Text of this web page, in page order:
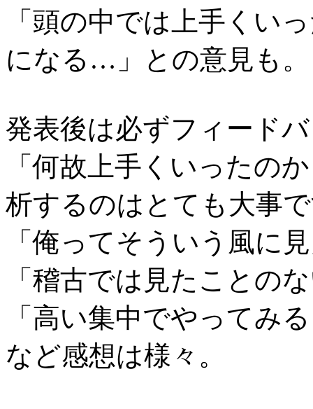
「頭の中では上手くい
になる…」との意見も。
発表後は必ずフィード
「何故上手くいったの
析するのはとても大事
「俺ってそういう風に
「稽古では見たことの
「高い集中でやってみ
など感想は様々。